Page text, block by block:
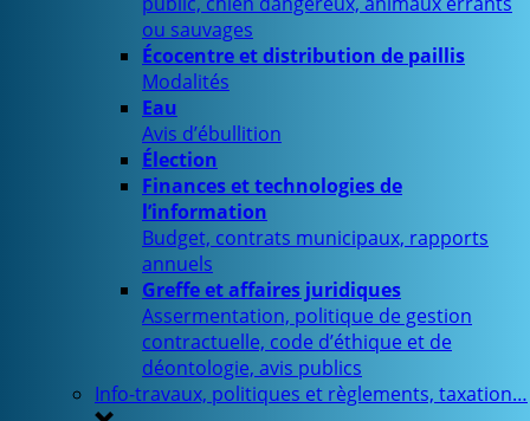
ou sauvages
Écocentre et distribution de paillis
Modalités
Eau
Avis d’ébullition
Élection
Finances et technologies de
l’information
Budget, contrats municipaux, rapports
annuels
Greffe et affaires juridiques
Assermentation, politique de gestion
contractuelle, code d’éthique et de
déontologie, avis publics
Info-travaux, politiques et règlements, taxation…